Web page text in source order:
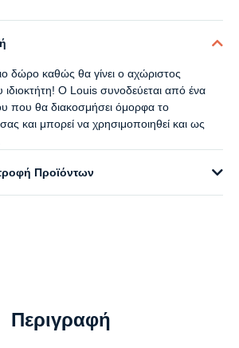
δώρο καθώς θα γίνει ο αχώριστος
ιδιοκτήτη! Ο Louis συνοδεύεται από ένα
που θα διακοσμήσει όμορφα το
και μπορεί να χρησιμοποιηθεί και ως
Προϊόντων
Περιγραφή